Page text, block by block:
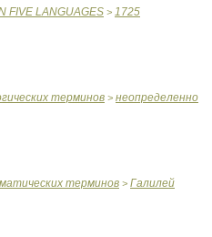
FIVE LANGUAGES > 1725
терминов > неопределенно
терминов > Галилей